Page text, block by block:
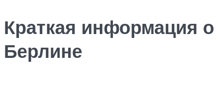
Краткая информация о
Берлине